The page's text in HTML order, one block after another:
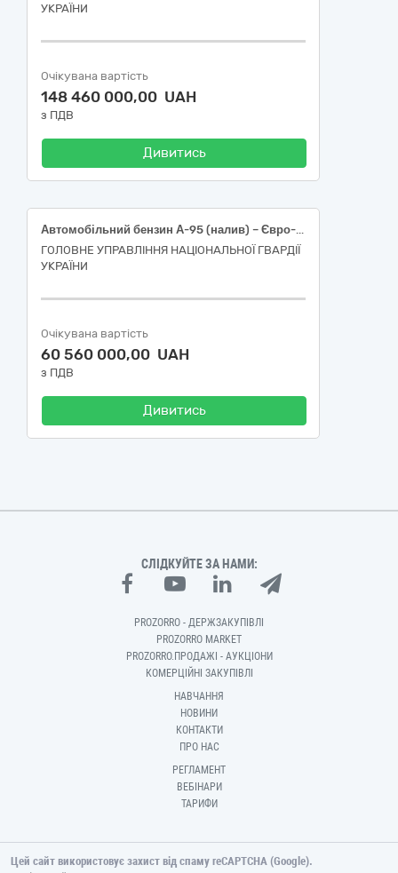
УКРАЇНИ
Очікувана вартість
148 460 000,00 UAH
з ПДВ
Дивитись
Автомобільний бензин А-95 (налив) – Євро-5 – Е5 (Е0)
ГОЛОВНЕ УПРАВЛІННЯ НАЦІОНАЛЬНОЇ ГВАРДІЇ
УКРАЇНИ
Очікувана вартість
60 560 000,00 UAH
з ПДВ
Дивитись
СЛІДКУЙТЕ ЗА НАМИ:
PROZORRO - ДЕРЖЗАКУПІВЛІ
PROZORRO MARKET
PROZORRO.ПРОДАЖІ - АУКЦІОНИ
КОМЕРЦІЙНІ ЗАКУПІВЛІ
НАВЧАННЯ
НОВИНИ
КОНТАКТИ
ПРО НАС
РЕГЛАМЕНТ
ВЕБІНАРИ
ТАРИФИ
Цей сайт використовує захист від спаму reCAPTCHA (Google).